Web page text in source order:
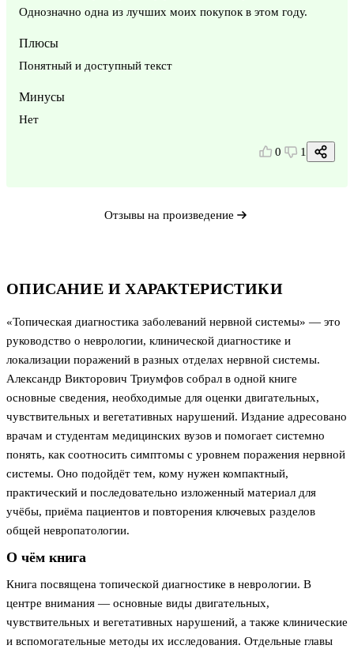
ОПИСАНИЕ И ХАРАКТЕРИСТИКИ
«Топическая диагностика заболеваний нервной системы» — это
руководство о неврологии, клинической диагностике и
локализации поражений в разных отделах нервной системы.
Александр Викторович Триумфов собрал в одной книге
основные сведения, необходимые для оценки двигательных,
чувствительных и вегетативных нарушений. Издание адресовано
врачам и студентам медицинских вузов и помогает системно
понять, как соотносить симптомы с уровнем поражения нервной
системы. Оно подойдёт тем, кому нужен компактный,
практический и последовательно изложенный материал для
учёбы, приёма пациентов и повторения ключевых разделов
общей невропатологии.
О чём книга
Книга посвящена топической диагностике в неврологии. В
центре внимания — основные виды двигательных,
чувствительных и вегетативных нарушений, а также клинические
и вспомогательные методы их исследования. Отдельные главы
Однозначно одна из лучших моих покупок в этом году.
Плюсы
Понятный и доступный текст
Минусы
Нет
0 1
Отзывы на произведение